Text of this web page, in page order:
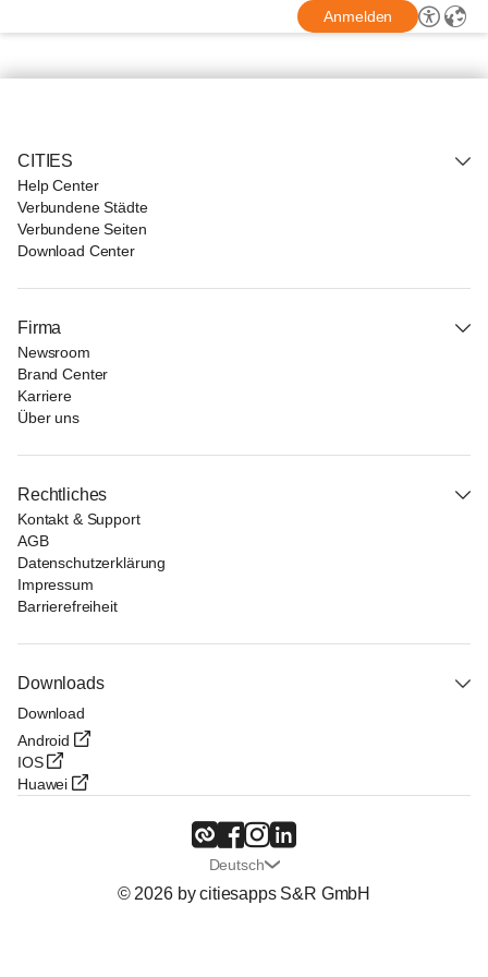
Anmelden
CITIES
Help Center
Verbundene Städte
Verbundene Seiten
Download Center
Firma
Newsroom
Brand Center
Karriere
Über uns
Rechtliches
Kontakt & Support
AGB
Datenschutzerklärung
Impressum
Barrierefreiheit
Downloads
Download
Android
IOS
Huawei
Deutsch
© 2026 by citiesapps S&R GmbH